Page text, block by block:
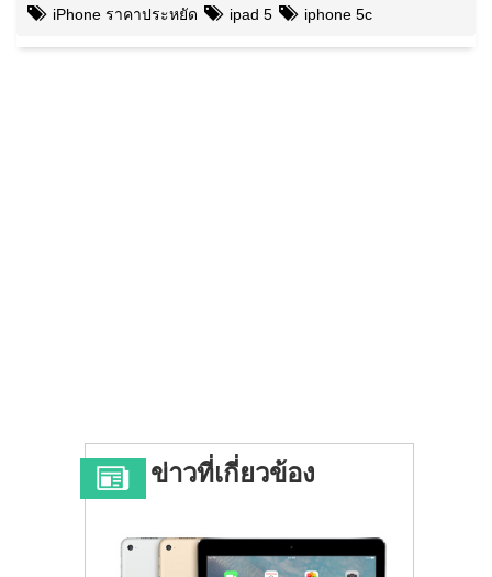
iPhone ราคาประหยัด ipad 5 iphone 5c
ข่าวที่เกี่ยวข้อง